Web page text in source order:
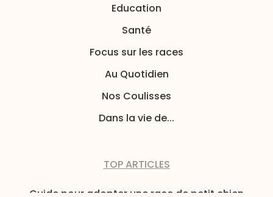
Education
Santé
Focus sur les races
Au Quotidien
Nos Coulisses
Dans la vie de...
TOP ARTICLES
Guide pour adopter une race de petit chien